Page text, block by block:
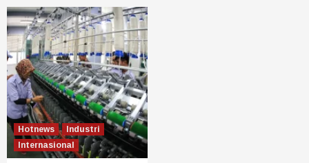
Hotnews
Industri
Internasional